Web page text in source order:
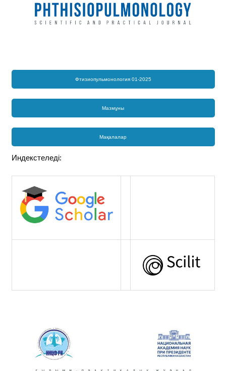
Фтизиопульмонология 01-2025
Мазмұны
Мақалалар
Индекстеледі: